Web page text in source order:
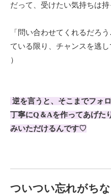
だって、受けたい気持ちは
「問い合わせてくれるだろ
ている限り、チャンスを逃
）
逆を言うと、そこまでフォ
丁寧にQ＆Aを作ってあげた
みいただけるんです♡
ついつい忘れがち